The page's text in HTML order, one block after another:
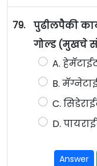
79.
पुढीलपैकी
गोल्ड (मुखचे
A.
B.
C.
D.
Answer